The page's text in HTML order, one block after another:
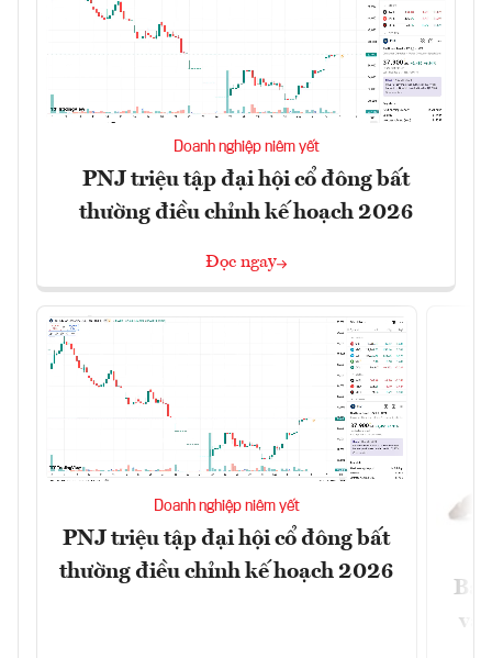
Doanh nghiệp niêm yết
PNJ triệu tập đại hội cổ đông bất
thường điều chỉnh kế hoạch 2026
Đọc ngay
Doanh nghiệp niêm yết
PNJ triệu tập đại hội cổ đông bất
thường điều chỉnh kế hoạch 2026
và